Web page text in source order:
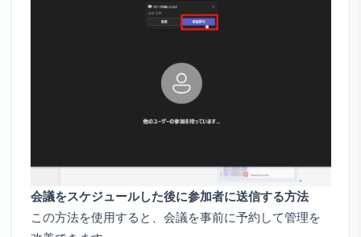
会議をスケジュールした後に参加者に送信する方法
この方法を使用すると、会議を事前に予約して管理を